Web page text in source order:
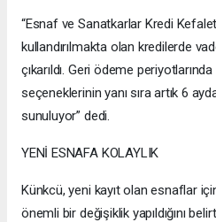
“Esnaf ve Sanatkarlar Kredi
kullandırılmakta olan kredilerde
çıkarıldı. Geri ödeme
seçeneklerinin yanı sıra artık 6
sunuluyor” dedi.
YENİ ESNAFA KOLAYLIK
Künkcü, yeni kayıt olan esnaflar
önemli bir değişiklik yapıldığını